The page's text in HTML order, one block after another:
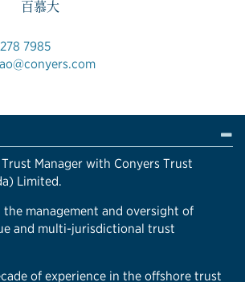
百慕大
7985
Trust Manager with Conyers Trust
Limited.
the management and oversight of
and multi-jurisdictional trust
of experience in the offshore trust